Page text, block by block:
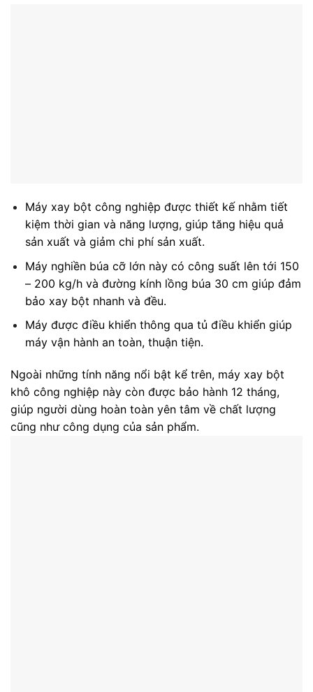
Máy xay bột công nghiệp được thiết kế nhằm tiết
kiệm thời gian và năng lượng, giúp tăng hiệu quả
sản xuất và giảm chi phí sản xuất.​
Máy nghiền búa cỡ lớn này có công suất lên tới 150
– 200 kg/h và đường kính lồng búa 30 cm giúp đảm
bảo xay bột nhanh và đều.
Máy được điều khiển thông qua tủ điều khiển giúp
máy vận hành an toàn, thuận tiện.
Ngoài những tính năng nổi bật kể trên, máy xay bột
khô công nghiệp này còn được bảo hành 12 tháng,
giúp người dùng hoàn toàn yên tâm về chất lượng
cũng như công dụng của sản phẩm.